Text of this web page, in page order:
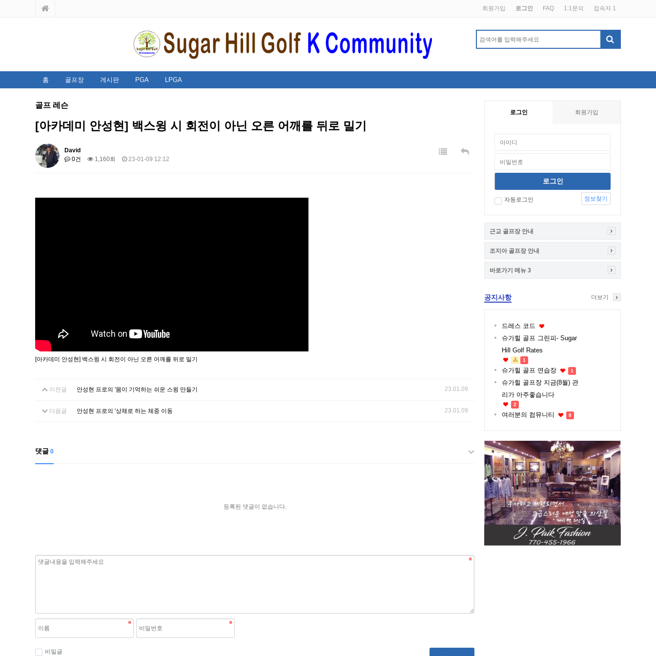
회원가입 로그인 FAQ 1:1문의 접속자 1
홈 골프장 게시판 PGA LPGA
로그인 회원가입
자동로그인 정보찾기
근교 골프장 안내
조지아 골프장 안내
바로가기 메뉴 3
공지사항
드레스 코드
슈가힐 골프 그린피- Sugar
Hill Golf Rates
1
슈가힐 골프 연습장 1
슈가힐 골프장 지금(8월) 관
리가 아주좋습니다
2
여러분의 컴뮤니티 8
더보기
골프 레슨
[아카데미 안성현] 백스윙 시 회전이 아닌 오른 어깨를 뒤로 밀기
David
0건
1,160회 23-01-09 12:12
[아카데미 안성현] 백스윙 시 회전이 아닌 오른 어깨를 뒤로 밀기
이전글 안성현 프로의 '몸이 기억하는 쉬운 스윙 만들기 23.01.09
다음글 안성현 프로의 '상체로 하는 체중 이동 23.01.09
댓글 0
등록된 댓글이 없습니다.
비밀글